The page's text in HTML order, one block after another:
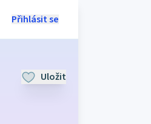
Přihlásit se
Uložit